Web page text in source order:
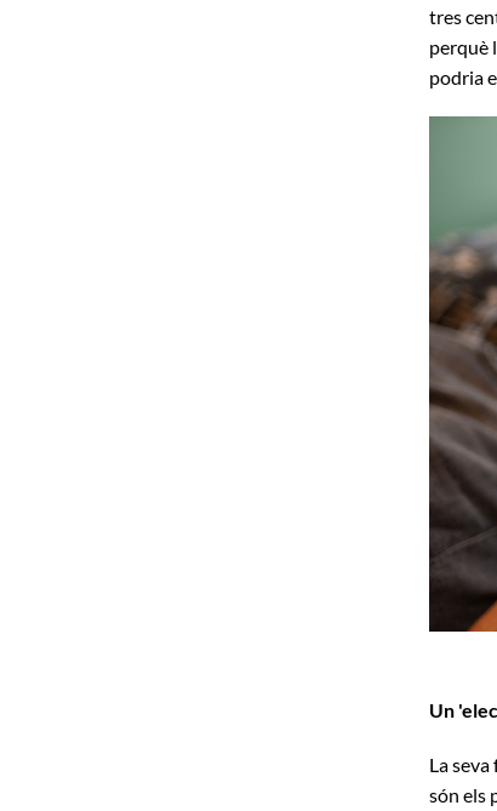
tres
perquè
podria
Un
La
són els